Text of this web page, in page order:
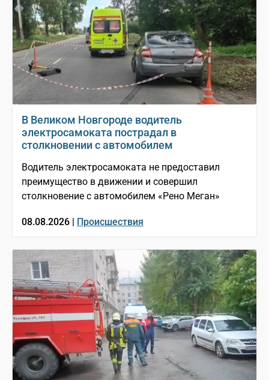
В Великом Новгороде водитель
электросамоката пострадал в
столкновении с автомобилем
Водитель электросамоката не предоставил
преимущество в движении и совершил
столкновение с автомобилем «Рено Меган»
08.08.2026 | Происшествия